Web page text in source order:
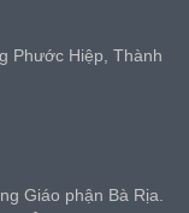
Phước Hiệp, Thành
Giáo phận Bà Rịa.